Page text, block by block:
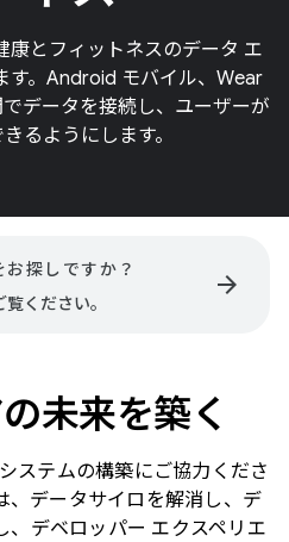
康とフィットネスのデータ エ
す。Android モバイル、Wear
データを接続し、ユーザーが
るようにします。
探しですか？
ください。
arrow_forward
未来を築く
ステムの構築にご協力くださ
、データサイロを解消し、デ
、デベロッパー エクスペリエ